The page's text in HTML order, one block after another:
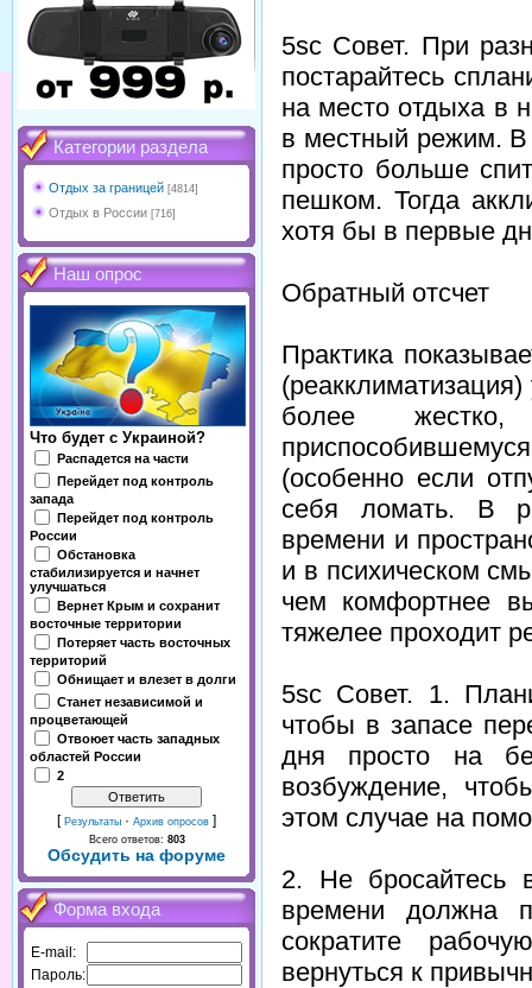
Категории раздела
Отдых за границей [4814]
Отдых в России [716]
Наш опрос
Что будет с Украиной?
Распадется на части
Перейдет под контроль
запада
Перейдет под контроль
России
Обстановка
стабилизируется и начнет
улучшаться
Вернет Крым и сохранит
восточные территории
Потеряет часть восточных
территорий
Обнищает и влезет в долги
Станет независимой и
процветающей
Отвоюет часть западных
областей России
2
[ Результаты · Архив опросов ]
Всего ответов: 803
Обсудить на форуме
Форма входа
E-mail:
Пароль:
5sc Совет. При
постарайтесь
на место отдыха в
в местный режим. В
просто больше
пешком. Тогда
хотя бы в первые
Обратный отсчет
Практика
более
(особенно если
себя ломать. В
времени и
и в психическом
чем комфортнее
тяжелее проходит
5sc Совет. 1.
чтобы в запасе
дня просто на
возбуждение,
этом случае на
2. Не бросайтесь
времени должна
сократите
вернуться к